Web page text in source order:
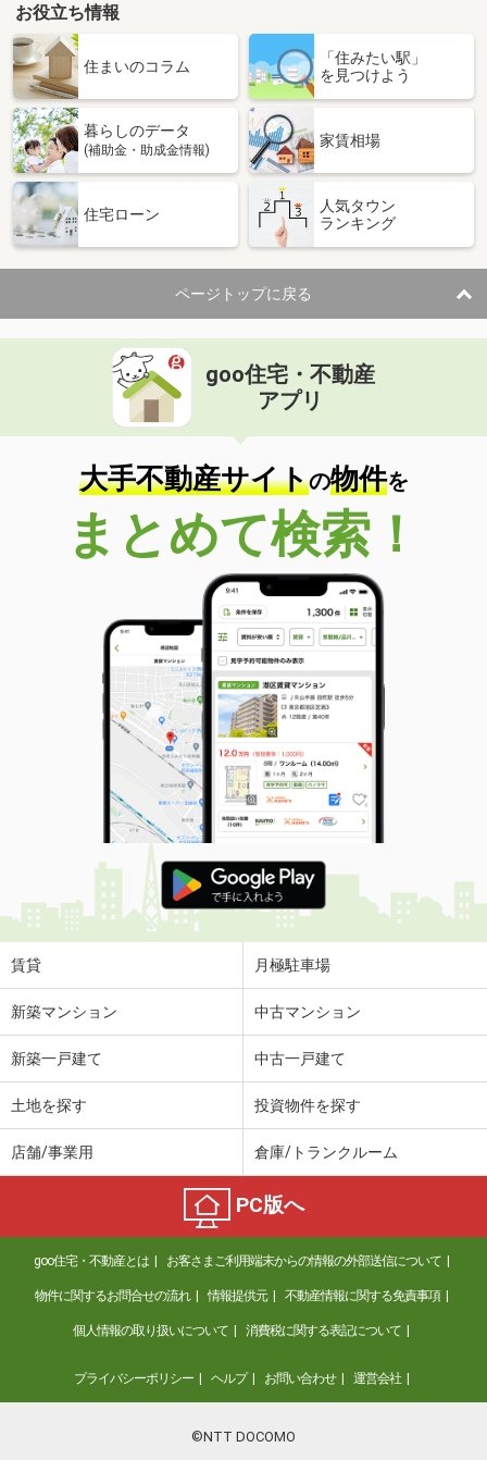
お役立ち情報
住まいのコラム
「住みたい駅」
を見つけよう
暮らしのデータ
(補助金・助成金情報)
家賃相場
住宅ローン
人気タウン
ランキング
ページトップに戻る
goo住宅・不動産
アプリ
大手不動産サイトの物件を
まとめて検索！
賃貸 月極駐車場
新築マンション 中古マンション
新築一戸建て 中古一戸建て
土地を探す 投資物件を探す
店舗/事業用 倉庫/トランクルーム
PC版へ
goo住宅・不動産とは お客さまご利用端末からの情報の外部送信について
物件に関するお問合せの流れ 情報提供元 不動産情報に関する免責事項
個人情報の取り扱いについて 消費税に関する表記について
プライバシーポリシー ヘルプ お問い合わせ 運営会社
©NTT DOCOMO